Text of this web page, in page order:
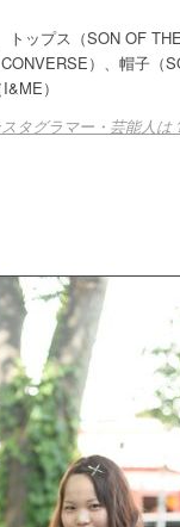
トップス（SON OF
）、帽子（
）
タグラマー・芸能人は